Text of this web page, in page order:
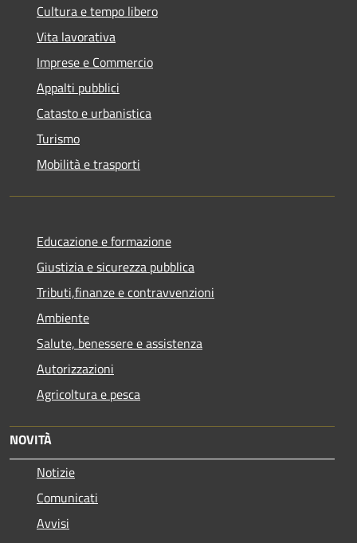
Cultura e tempo libero
Vita lavorativa
Imprese e Commercio
Appalti pubblici
Catasto e urbanistica
Turismo
Mobilità e trasporti
Educazione e formazione
Giustizia e sicurezza pubblica
Tributi,finanze e contravvenzioni
Ambiente
Salute, benessere e assistenza
Autorizzazioni
Agricoltura e pesca
NOVITÀ
Notizie
Comunicati
Avvisi